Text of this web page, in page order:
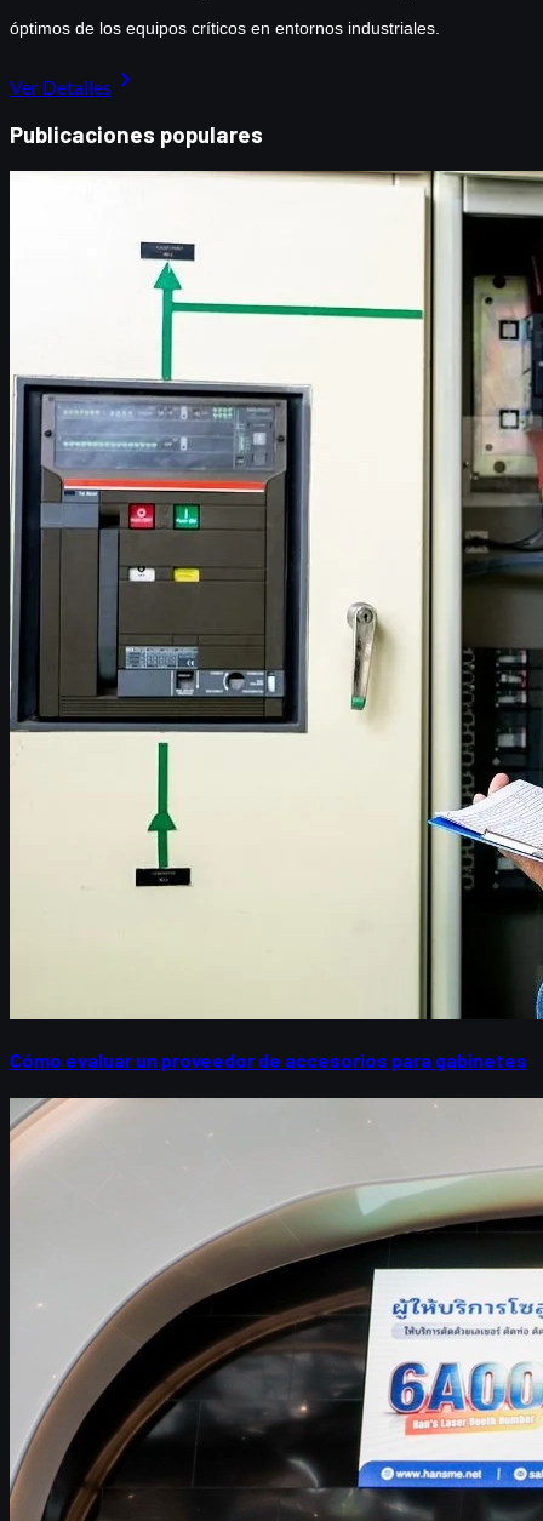
óptimos de los equipos críticos en entornos industriales.
Ver Detalles chevron_right
Publicaciones populares
Cómo evaluar un proveedor de accesorios para gabinetes